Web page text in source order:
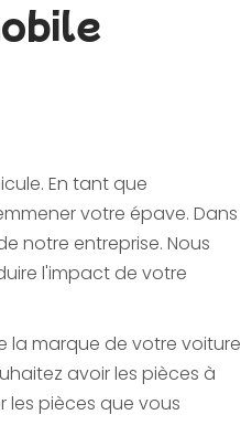
En tant que
votre épave. Dans
notre entreprise. Nous
l'impact de votre
la marque de votre voiture
avoir les pièces à
les pièces que vous